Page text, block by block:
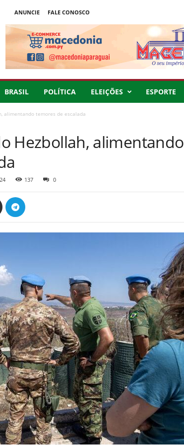
ANUNCIE
FALE CONOSCO
BRASIL POLÍTICA ELEIÇÕES ESPORTE
alimentando temores de escalada
Hezbollah, alimentando
137 0